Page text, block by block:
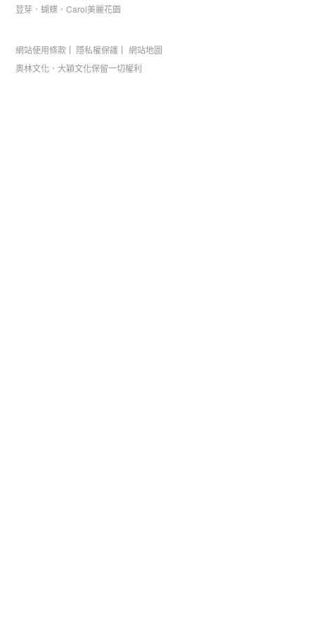
荳芽．蝴蝶．Carol美麗花園
奧林文化．大穎文化保留一切權利
網站使用條款 隱私權保護 網站地圖